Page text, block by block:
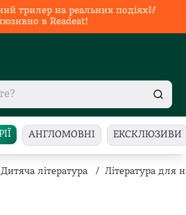
трилер на реальних подіях🥢
в Readeat!
АНГЛОМОВНІ ЕКСКЛЮЗИВИ
Дитяча література / Література для